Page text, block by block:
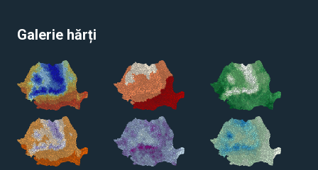
Galerie hărți